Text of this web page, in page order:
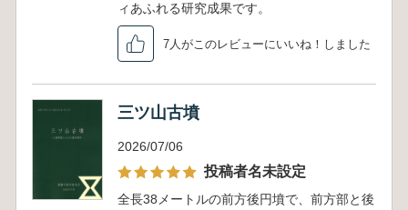
ィあふれる研究成果です。
7人がこのレビューにいいね！しました
三ツ山古墳
2026/07/06
投稿者名未設定
全長38メートルの前方後円墳で、前方部と後